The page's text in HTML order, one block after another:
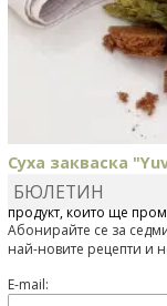
Суха закваска
Отскоро Лесафр
продукт, който ще
БЮЛЕТИН
Абонирайте се за
най-новите рецепти и
E-mail: